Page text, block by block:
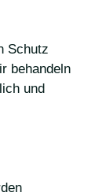
Schutz
behandeln
und